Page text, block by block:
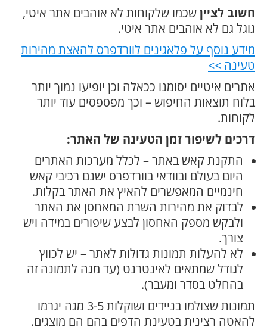
חשוב לצייןשכמו שלקוחות לא אוהבים אתר איטי,
גוגל גם לא אוהבים אתר איטי.
מידע נוסף על פלאגינים לוורדפרס להאצת מהירות
טעינה >>
אתרים איטיים יסומנו ככאלה וכן יופיעו נמוך יותר
בלוח תוצאות החיפוש – וכך מפספסים עוד יותר
לקוחות.
דרכים לשיפור זמן הטעינה של האתר:
התקנת קאש באתר – לכלל מערכות האתרים
היום בעולם ובוודאי בוורדפרס ישנם רכיבי קאש
חינמיים המאפשרים להאיץ את האתר בקלות.
לבדוק את מהירות השרת המאחסן את האתר
ולבקש מספק האחסון לבצע שיפורים במידה ויש
צורך.
לא להעלות תמונות גדולות לאתר – יש לכווץ
לגודל שמתאים לאינטרנט (עד מגה לתמונה זה
בהחלט בסדר ומעבר).
תמונות שצולמו בניידים ושוקלות 3-5 מגה יגרמו
להאטה רצינית בטעינת הדפים בהם הם מוצגים.